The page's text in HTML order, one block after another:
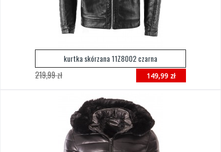
kurtka skórzana 11Z8002 czarna
149,99 zł
219,99 zł